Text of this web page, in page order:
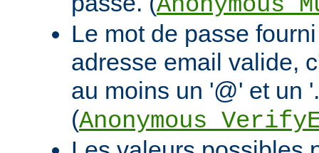
Le mot de passe
adresse email valide,
au moins un '@' et un
(